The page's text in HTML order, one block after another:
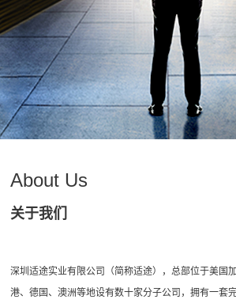
About Us
关于我们
深圳适途实业有限公司（简称适途），总部位于美国
港、德国、澳洲等地设有数十家分子公司，拥有一套